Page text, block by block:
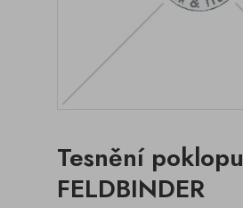
Tesnění poklopu
FELDBINDER